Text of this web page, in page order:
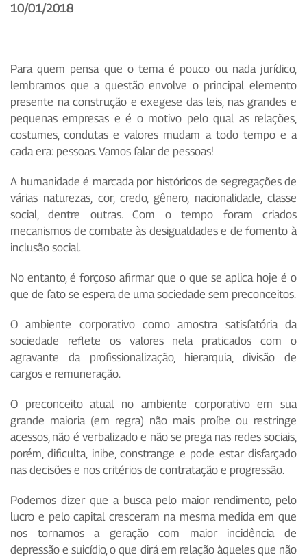
10/01/2018
Para quem pensa que o tema é pouco ou nada jurídico,
lembramos que a questão envolve o principal elemento
presente na construção e exegese das leis, nas grandes e
pequenas empresas e é o motivo pelo qual as relações,
costumes, condutas e valores mudam a todo tempo e a
cada era: pessoas. Vamos falar de pessoas!
A humanidade é marcada por históricos de segregações de
várias naturezas, cor, credo, gênero, nacionalidade, classe
social, dentre outras. Com o tempo foram criados
mecanismos de combate às desigualdades e de fomento à
inclusão social.
No entanto, é forçoso afirmar que o que se aplica hoje é o
que de fato se espera de uma sociedade sem preconceitos.
O ambiente corporativo como amostra satisfatória da
sociedade reflete os valores nela praticados com o
agravante da profissionalização, hierarquia, divisão de
cargos e remuneração.
O preconceito atual no ambiente corporativo em sua
grande maioria (em regra) não mais proíbe ou restringe
acessos, não é verbalizado e não se prega nas redes sociais,
porém, dificulta, inibe, constrange e pode estar disfarçado
nas decisões e nos critérios de contratação e progressão.
Podemos dizer que a busca pelo maior rendimento, pelo
lucro e pelo capital cresceram na mesma medida em que
nos tornamos a geração com maior incidência de
depressão e suicídio, o que dirá em relação àqueles que não